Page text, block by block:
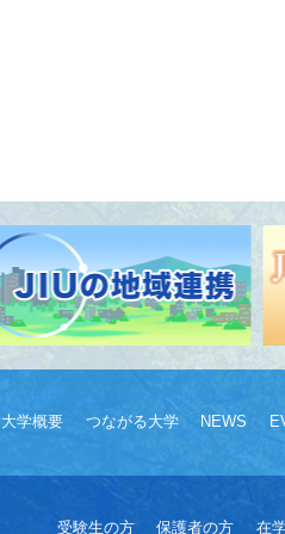
大学概要 つながる大学 NEWS
受験生の方 保護者の方 在